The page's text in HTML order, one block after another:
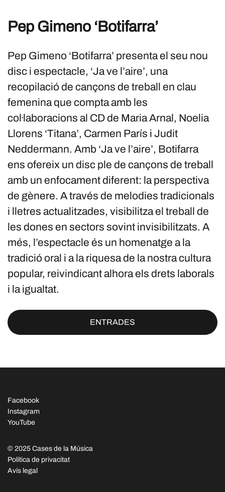
Pep Gimeno ‘Botifarra’
Pep Gimeno ‘Botifarra’ presenta el seu nou
disc i espectacle, ‘Ja ve l’aire’, una
recopilació de cançons de treball en clau
femenina que compta amb les
col·laboracions al CD de Maria Arnal, Noelia
Llorens ‘Titana’, Carmen París i Judit
Neddermann. Amb ‘Ja ve l’aire’, Botifarra
ens ofereix un disc ple de cançons de treball
amb un enfocament diferent: la perspectiva
de gènere. A través de melodies tradicionals
i lletres actualitzades, visibilitza el treball de
les dones en sectors sovint invisibilitzats. A
més, l’espectacle és un homenatge a la
tradició oral i a la riquesa de la nostra cultura
popular, reivindicant alhora els drets laborals
i la igualtat.
ENTRADES
Facebook
Instagram
YouTube
© 2025 Cases de la Música
Política de privacitat
Avís legal